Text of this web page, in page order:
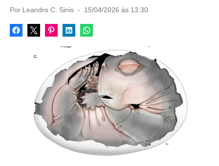
Por Leandro C. Sinis
P
s
t
d
o
n
15/04/2026 às 13:30